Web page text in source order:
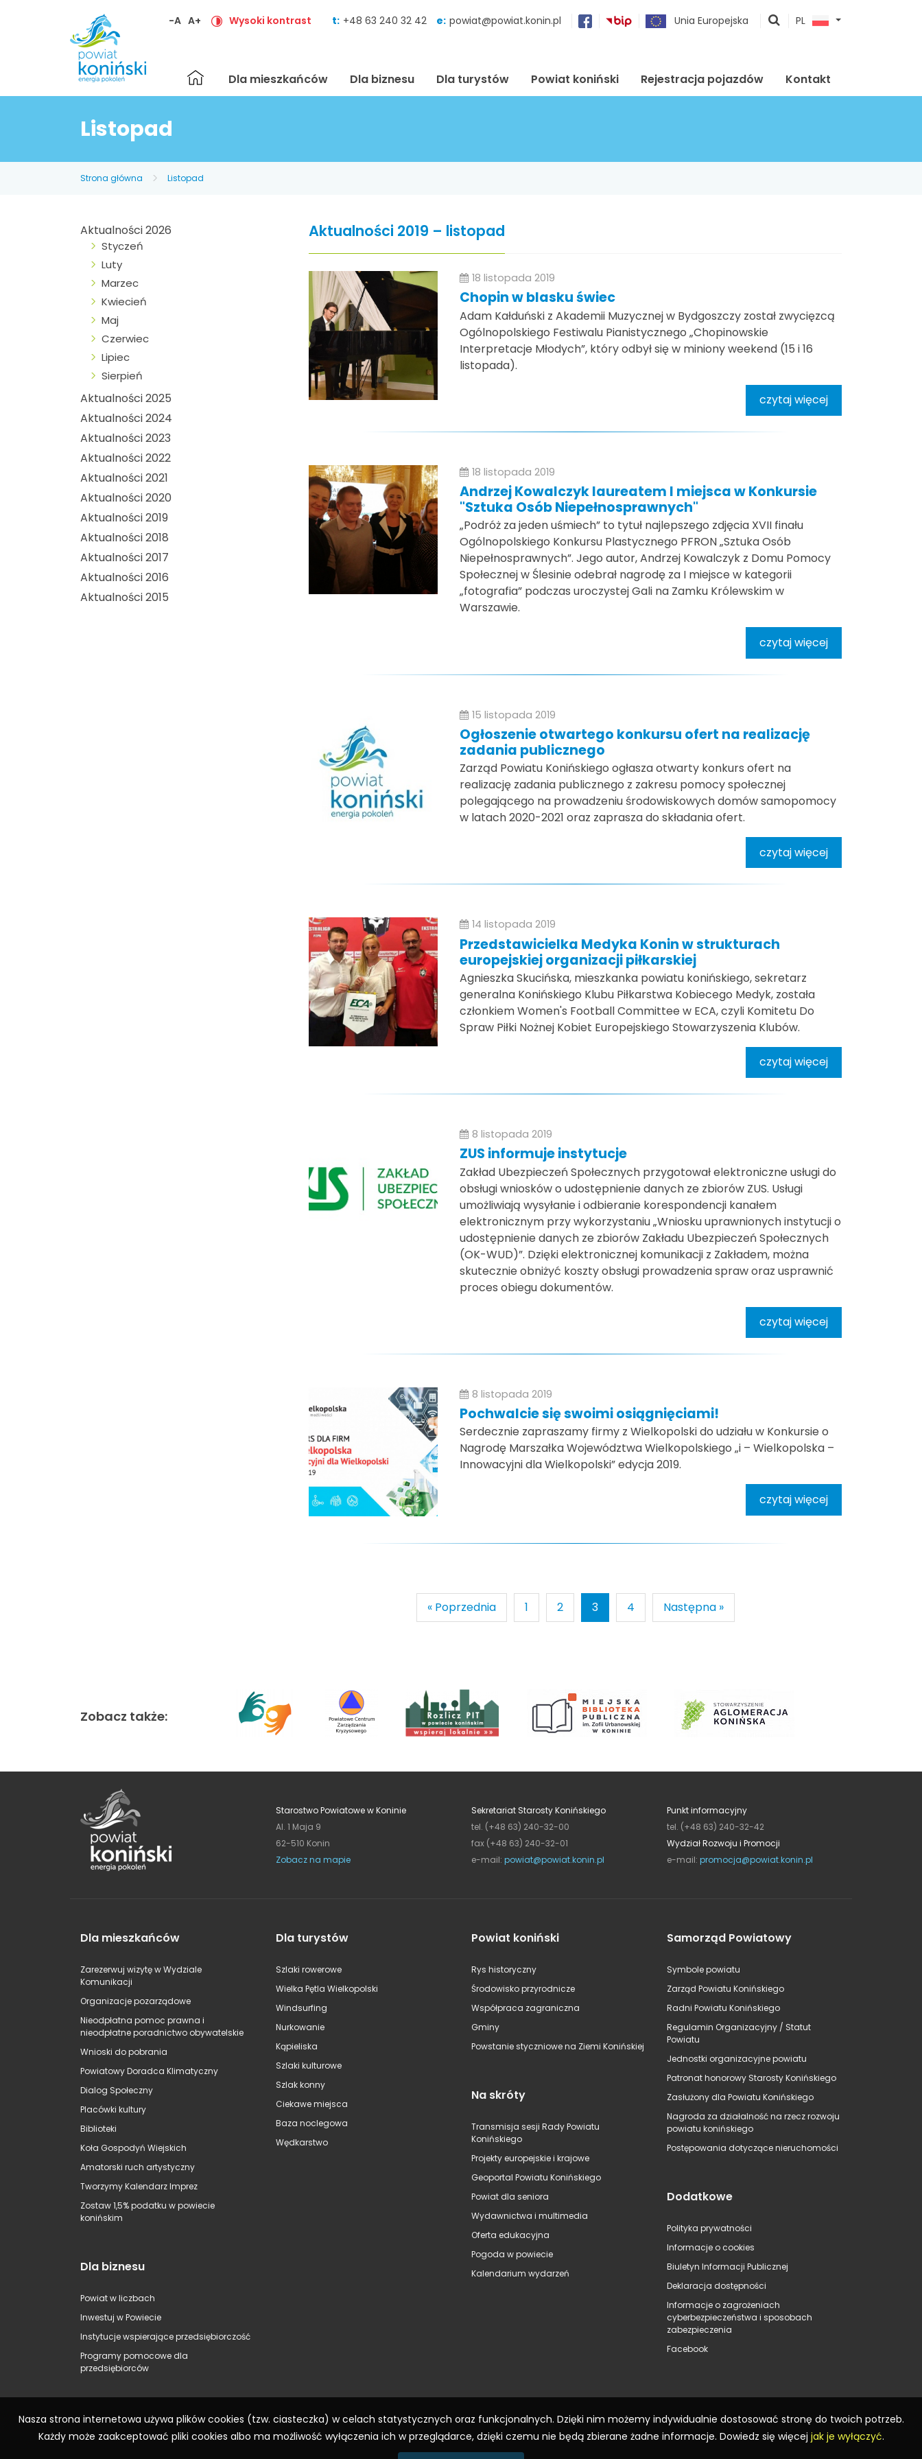
-A A+ Wysoki kontrast t: +48 63 240 32 42 e: powiat@powiat.konin.pl Unia Europejska
pokaż
PL
Strona
główna
Dla mieszkańców Dla biznesu Dla turystów Powiat koniński Rejestracja pojazdów Kontakt
Listopad
Strona główna Listopad
Aktualności 2026
Styczeń
Luty
Marzec
Kwiecień
Maj
Czerwiec
Lipiec
Sierpień
Aktualności 2025
Aktualności 2024
Aktualności 2023
Aktualności 2022
Aktualności 2021
Aktualności 2020
Aktualności 2019
Aktualności 2018
Aktualności 2017
Aktualności 2016
Aktualności 2015
Aktualności 2019 – listopad
18 listopada 2019
Chopin w blasku świec
Adam Kałduński z Akademii Muzycznej w Bydgoszczy został zwycięzcą
Ogólnopolskiego Festiwalu Pianistycznego „Chopinowskie
Interpretacje Młodych”, który odbył się w miniony weekend (15 i 16
listopada).
czytaj więcej
18 listopada 2019
Andrzej Kowalczyk laureatem I miejsca w Konkursie
"Sztuka Osób Niepełnosprawnych"
„Podróż za jeden uśmiech” to tytuł najlepszego zdjęcia XVII finału
Ogólnopolskiego Konkursu Plastycznego PFRON „Sztuka Osób
Niepełnosprawnych”. Jego autor, Andrzej Kowalczyk z Domu Pomocy
Społecznej w Ślesinie odebrał nagrodę za I miejsce w kategorii
„fotografia” podczas uroczystej Gali na Zamku Królewskim w
Warszawie.
czytaj więcej
15 listopada 2019
Ogłoszenie otwartego konkursu ofert na realizację
zadania publicznego
Zarząd Powiatu Konińskiego ogłasza otwarty konkurs ofert na
realizację zadania publicznego z zakresu pomocy społecznej
polegającego na prowadzeniu środowiskowych domów samopomocy
w latach 2020-2021 oraz zaprasza do składania ofert.
czytaj więcej
14 listopada 2019
Przedstawicielka Medyka Konin w strukturach
europejskiej organizacji piłkarskiej
Agnieszka Skucińska, mieszkanka powiatu konińskiego, sekretarz
generalna Konińskiego Klubu Piłkarstwa Kobiecego Medyk, została
członkiem Women's Football Committee w ECA, czyli Komitetu Do
Spraw Piłki Nożnej Kobiet Europejskiego Stowarzyszenia Klubów.
czytaj więcej
8 listopada 2019
ZUS informuje instytucje
Zakład Ubezpieczeń Społecznych przygotował elektroniczne usługi do
obsługi wniosków o udostępnienie danych ze zbiorów ZUS. Usługi
umożliwiają wysyłanie i odbieranie korespondencji kanałem
elektronicznym przy wykorzystaniu „Wniosku uprawnionych instytucji o
udostępnienie danych ze zbiorów Zakładu Ubezpieczeń Społecznych
(OK-WUD)”. Dzięki elektronicznej komunikacji z Zakładem, można
skutecznie obniżyć koszty obsługi prowadzenia spraw oraz usprawnić
proces obiegu dokumentów.
czytaj więcej
8 listopada 2019
Pochwalcie się swoimi osiągnięciami!
Serdecznie zapraszamy firmy z Wielkopolski do udziału w Konkursie o
Nagrodę Marszałka Województwa Wielkopolskiego „i – Wielkopolska –
Innowacyjni dla Wielkopolski” edycja 2019.
czytaj więcej
« Poprzednia 1 2 3 4 Następna »
Zobacz także:
Starostwo Powiatowe w Koninie
Al. 1 Maja 9
62-510 Konin
Zobacz na mapie
Sekretariat Starosty Konińskiego
tel. (+48 63) 240-32-00
fax (+48 63) 240-32-01
e-mail: powiat@powiat.konin.pl
Punkt informacyjny
tel. (+48 63) 240-32-42
Wydział Rozwoju i Promocji
e-mail: promocja@powiat.konin.pl
Dla mieszkańców
Zarezerwuj wizytę w Wydziale
Komunikacji
Organizacje pozarządowe
Nieodpłatna pomoc prawna i
nieodpłatne poradnictwo obywatelskie
Wnioski do pobrania
Powiatowy Doradca Klimatyczny
Dialog Społeczny
Placówki kultury
Biblioteki
Koła Gospodyń Wiejskich
Amatorski ruch artystyczny
Tworzymy Kalendarz Imprez
Zostaw 1,5% podatku w powiecie
konińskim
Dla biznesu
Powiat w liczbach
Inwestuj w Powiecie
Instytucje wspierające przedsiębiorczość
Programy pomocowe dla
przedsiębiorców
Dla turystów
Szlaki rowerowe
Wielka Pętla Wielkopolski
Windsurfing
Nurkowanie
Kąpieliska
Szlaki kulturowe
Szlak konny
Ciekawe miejsca
Baza noclegowa
Wędkarstwo
Powiat koniński
Rys historyczny
Środowisko przyrodnicze
Współpraca zagraniczna
Gminy
Powstanie styczniowe na Ziemi Konińskiej
Na skróty
Transmisja sesji Rady Powiatu
Konińskiego
Projekty europejskie i krajowe
Geoportal Powiatu Konińskiego
Powiat dla seniora
Wydawnictwa i multimedia
Oferta edukacyjna
Pogoda w powiecie
Kalendarium wydarzeń
Samorząd Powiatowy
Symbole powiatu
Zarząd Powiatu Konińskiego
Radni Powiatu Konińskiego
Regulamin Organizacyjny / Statut
Powiatu
Jednostki organizacyjne powiatu
Patronat honorowy Starosty Konińskiego
Zasłużony dla Powiatu Konińskiego
Nagroda za działalność na rzecz rozwoju
powiatu konińskiego
Postępowania dotyczące nieruchomości
Dodatkowe
Polityka prywatności
Informacje o cookies
Biuletyn Informacji Publicznej
Deklaracja dostępności
Informacje o zagrożeniach
cyberbezpieczeństwa i sposobach
zabezpieczenia
Facebook
Nasza strona internetowa używa plików cookies (tzw. ciasteczka) w celach statystycznych oraz funkcjonalnych. Dzięki nim możemy indywidualnie dostosować stronę do twoich potrzeb.
Każdy może zaakceptować pliki cookies albo ma możliwość wyłączenia ich w przeglądarce, dzięki czemu nie będą zbierane żadne informacje. Dowiedz się więcej jak je wyłączyć.